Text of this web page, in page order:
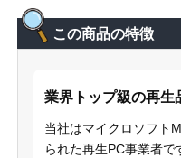
この商品の特徴
業界トップ級の再生
当社はマイクロソフト
られた再生PC事業者